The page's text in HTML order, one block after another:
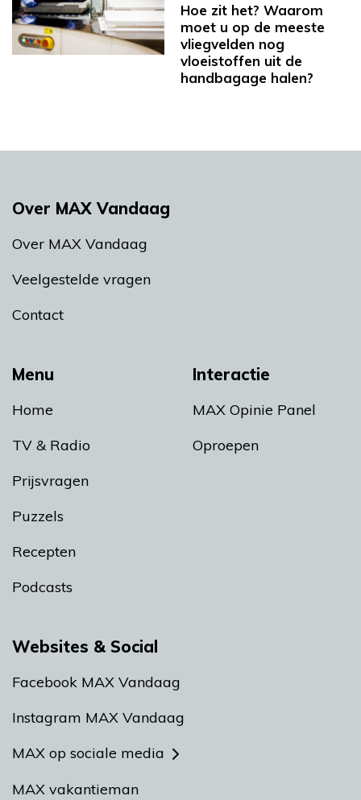
Hoe zit het? Waarom
moet u op de meeste
vliegvelden nog
vloeistoffen uit de
handbagage halen?
Menu
Home
TV & Radio
Prijsvragen
Puzzels
Recepten
Podcasts
Interactie
MAX Opinie Panel
Oproepen
Over MAX Vandaag
Over MAX Vandaag
Veelgestelde vragen
Contact
Websites & Social
Facebook MAX Vandaag
Instagram MAX Vandaag
MAX op sociale media
MAX vakantieman